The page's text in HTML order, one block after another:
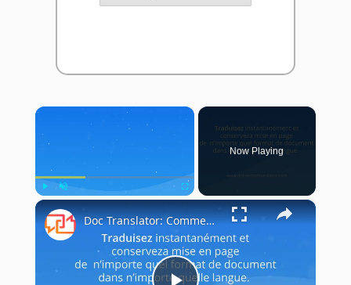
×
Play Unmute Fullscreen
Now Playing
×
Doc Translator: Comment utiliser le traducteur de documents?